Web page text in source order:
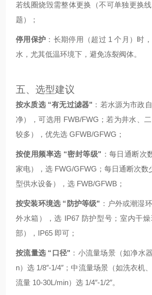
若线圈烧毁需整体更换（不可单独更换
题）；
停用保护 ：长期停用（超过 1 个月）时
水，尤其低温环境下，避免冻裂阀体。
五、选型建议
按水质选 “有无过滤器" ：若水源为市政
净），可选用 FWB/FWG；若为井水、
较多），优先选 GFWB/GFWG；
按使用频率选 “密封等级" ：每日通断次
家电），选 FWG/GFWG；每日通断次数
型供水设备），选 FWB/GFWB；
按安装环境选 “防护等级" ：户外或潮湿
外水箱），选 IP67 防护型号；室内干
部），IP65 即可；
按流量选 “口径" ：小流量场景（如净水
n）选 1/8″-1/4″；中流量场景（如洗衣机
流量 10-30L/min）选 1/4″-1/2″。